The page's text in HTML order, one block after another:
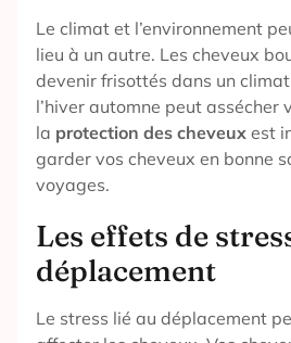
Le climat et l’environnement
lieu à un autre. Les cheveux
devenir frisottés dans un
l’hiver automne peut assécher
la protection des cheveuxest
garder vos cheveux en bonne
voyages.
Les effets de
déplacement
Le stress lié au déplacement